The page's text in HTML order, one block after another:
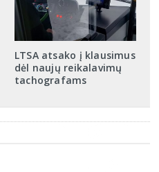
LTSA atsako į klausimus
dėl naujų reikalavimų
tachografams